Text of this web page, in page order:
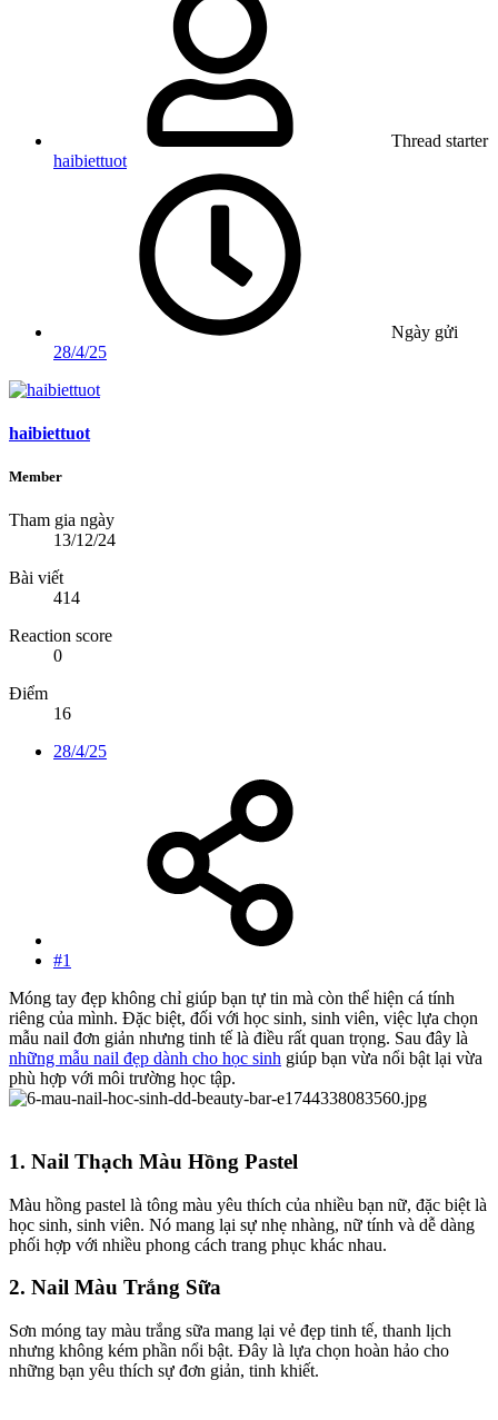
Thread starter
haibiettuot
Ngày gửi
28/4/25
haibiettuot
Member
Tham gia ngày
13/12/24
Bài viết
414
Reaction score
0
Điểm
16
28/4/25
#1
Móng tay đẹp không chỉ giúp bạn tự tin mà còn thể hiện cá tính
riêng của mình. Đặc biệt, đối với học sinh, sinh viên, việc lựa chọn
mẫu nail đơn giản nhưng tinh tế là điều rất quan trọng. Sau đây là
những mẫu nail đẹp dành cho học sinh giúp bạn vừa nổi bật lại vừa
phù hợp với môi trường học tập.
1. Nail Thạch Màu Hồng Pastel​
Màu hồng pastel là tông màu yêu thích của nhiều bạn nữ, đặc biệt là
học sinh, sinh viên. Nó mang lại sự nhẹ nhàng, nữ tính và dễ dàng
phối hợp với nhiều phong cách trang phục khác nhau.
2. Nail Màu Trắng Sữa​
Sơn móng tay màu trắng sữa mang lại vẻ đẹp tinh tế, thanh lịch
nhưng không kém phần nổi bật. Đây là lựa chọn hoàn hảo cho
những bạn yêu thích sự đơn giản, tinh khiết.